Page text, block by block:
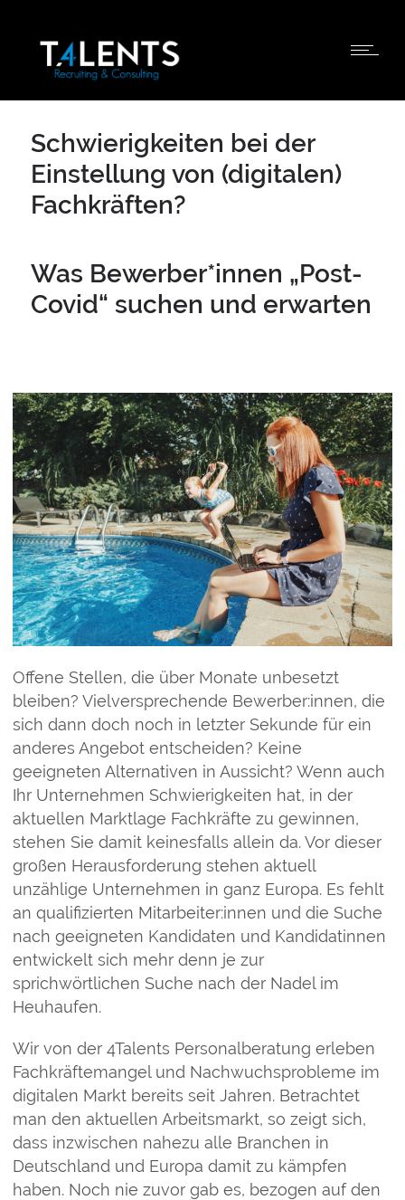
Schwierigkeiten bei der
Einstellung von (digitalen)
Fachkräften?
Was Bewerber*innen „Post-
Covid“ suchen und erwarten
Offene Stellen, die über Monate unbesetzt
bleiben? Vielversprechende Bewerber:innen, die
sich dann doch noch in letzter Sekunde für ein
anderes Angebot entscheiden? Keine
geeigneten Alternativen in Aussicht? Wenn auch
Ihr Unternehmen Schwierigkeiten hat, in der
aktuellen Marktlage Fachkräfte zu gewinnen,
stehen Sie damit keinesfalls allein da. Vor dieser
großen Herausforderung stehen aktuell
unzählige Unternehmen in ganz Europa. Es fehlt
an qualifizierten Mitarbeiter:innen und die Suche
nach geeigneten Kandidaten und Kandidatinnen
entwickelt sich mehr denn je zur
sprichwörtlichen Suche nach der Nadel im
Heuhaufen.
Wir von der 4Talents Personalberatung erleben
Fachkräftemangel und Nachwuchsprobleme im
digitalen Markt bereits seit Jahren. Betrachtet
man den aktuellen Arbeitsmarkt, so zeigt sich,
dass inzwischen nahezu alle Branchen in
Deutschland und Europa damit zu kämpfen
haben. Noch nie zuvor gab es, bezogen auf den